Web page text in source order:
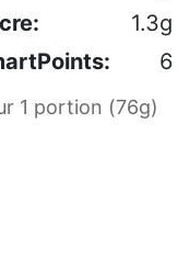
1.3g
6
1 portion (76g)